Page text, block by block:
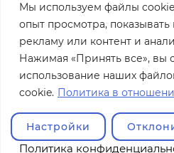
Мы используем файлы
опыт просмотра,
рекламу или контент и
Нажимая «Принять все», вы
использование наших
cookie. Политика в
Настройки
Политика
О КОМПАНИИ
Официальная страница сайта
enzo.ru